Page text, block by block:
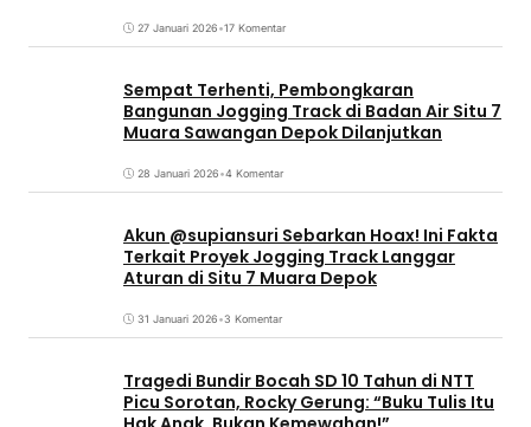
27 Januari 2026•17 Komentar
Sempat Terhenti, Pembongkaran
Bangunan Jogging Track di Badan Air Situ 7
Muara Sawangan Depok Dilanjutkan
28 Januari 2026•4 Komentar
Akun @supiansuri Sebarkan Hoax! Ini Fakta
Terkait Proyek Jogging Track Langgar
Aturan di Situ 7 Muara Depok
31 Januari 2026•3 Komentar
Tragedi Bundir Bocah SD 10 Tahun di NTT
Picu Sorotan, Rocky Gerung: “Buku Tulis Itu